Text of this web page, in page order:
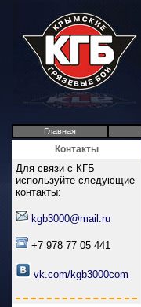
Главная
Контакты
Для связи с КГБ
используйте следующие
контакты:
kgb3000@mail.ru
+7 978 77 05 441
vk.com/kgb3000com